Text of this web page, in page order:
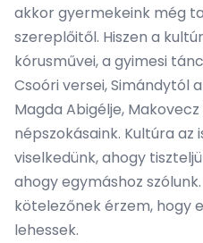
akkor gyermekeink még
szereplőitől. Hiszen a
kórusművei, a gyimesi
Csoóri versei, Simándytól
Magda Abigélje,
népszokásaink. Kultúra az
viselkedünk, ahogy
ahogy egymáshoz
kötelezőnek érzem, hogy
lehessek.